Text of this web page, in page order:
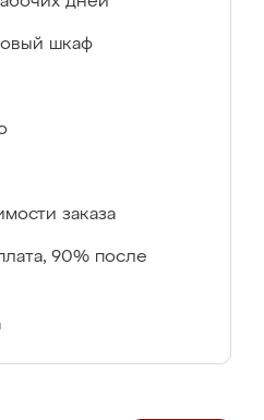
шкаф
заказа
90% после